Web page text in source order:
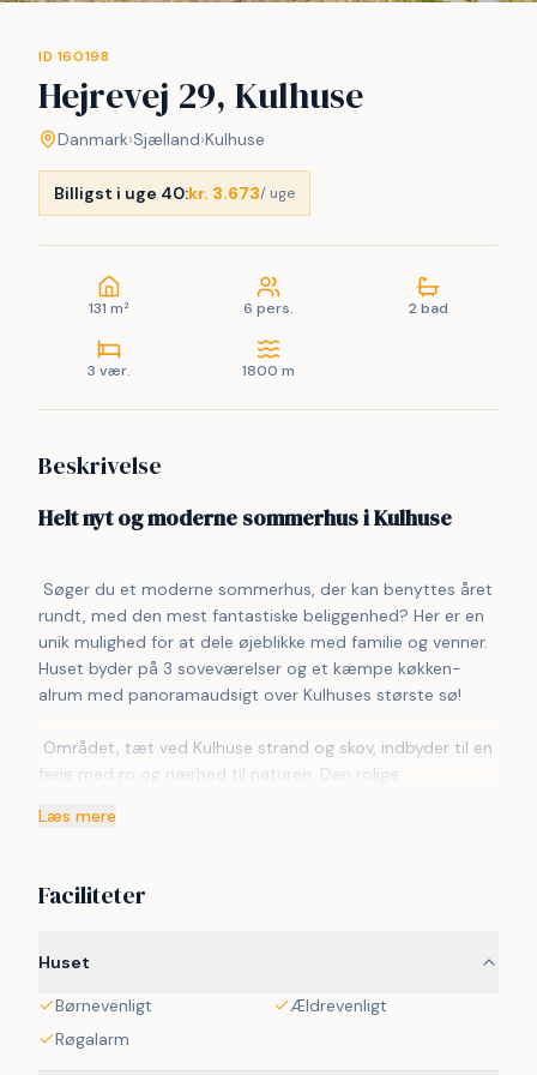
ID 160198
Hejrevej 29, Kulhuse
Danmark›Sjælland›Kulhuse
Billigst i uge 40:kr. 3.673/ uge
131 m² 6 pers. 2 bad
3 vær. 1800 m
Beskrivelse
Helt nyt og moderne sommerhus i Kulhuse
rundt, med den mest fantastiske beliggenhed? Her er en
unik mulighed for at dele øjeblikke med familie og venner.
Huset byder på 3 soveværelser og et kæmpe køkken-
alrum med panoramaudsigt over Kulhuses største sø!
ferie med ro og nærhed til naturen. Den rolige
fordybelse i det naturskønne område. Kulhuses største sø
Uanset årstiden er dette sommerhus et ideelt
attraktioner og aktiviteter, der kan nydes året rundt. Fra
afslappede øjeblikke ved søbredden, er der noget for
enhver smag.
Læs mere
Faciliteter
Huset
Børnevenligt
Ældrevenligt
Røgalarm